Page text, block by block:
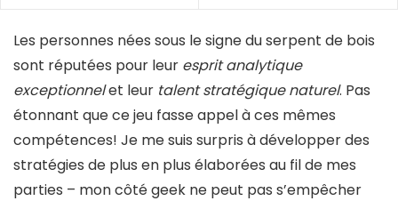
Les personnes nées sous le signe du serpent de bois
sont réputées pour leur esprit analytique
exceptionnelet leur talent stratégique naturel. Pas
étonnant que ce jeu fasse appel à ces mêmes
compétences! Je me suis surpris à développer des
stratégies de plus en plus élaborées au fil de mes
parties – mon côté geek ne peut pas s’empêcher